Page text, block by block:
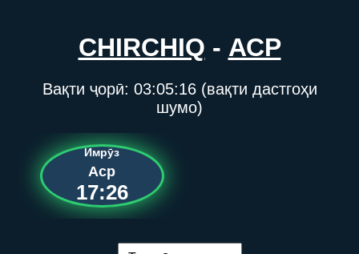
CHIRCHIQ - АСР
Вақти ҷорӣ: 03:05:16(вақти дастгоҳи
шумо)
Имрӯз
Аср
17:26